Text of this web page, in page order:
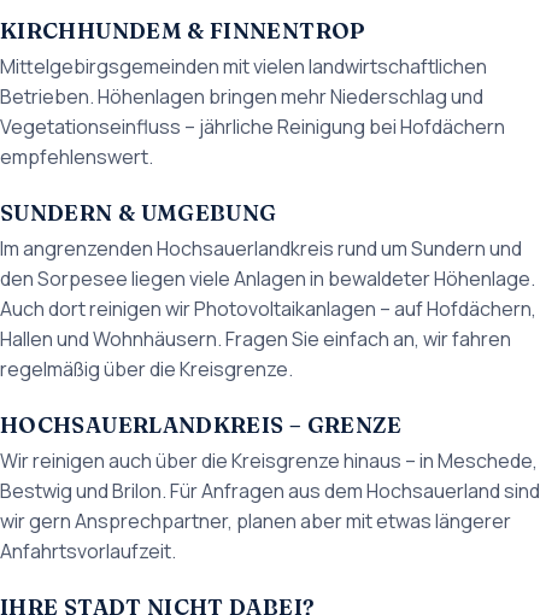
KIRCHHUNDEM & FINNENTROP
Mittelgebirgsgemeinden mit vielen landwirtschaftlichen
Betrieben. Höhenlagen bringen mehr Niederschlag und
Vegetationseinfluss – jährliche Reinigung bei Hofdächern
empfehlenswert.
SUNDERN & UMGEBUNG
Im angrenzenden Hochsauerlandkreis rund um Sundern und
den Sorpesee liegen viele Anlagen in bewaldeter Höhenlage.
Auch dort reinigen wir Photovoltaikanlagen – auf Hofdächern,
Hallen und Wohnhäusern. Fragen Sie einfach an, wir fahren
regelmäßig über die Kreisgrenze.
HOCHSAUERLANDKREIS – GRENZE
Wir reinigen auch über die Kreisgrenze hinaus – in Meschede,
Bestwig und Brilon. Für Anfragen aus dem Hochsauerland sind
wir gern Ansprechpartner, planen aber mit etwas längerer
Anfahrtsvorlaufzeit.
IHRE STADT NICHT DABEI?